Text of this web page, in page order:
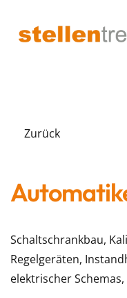
Zurück
Schaltschrankbau,
Regelgeräten,
elektrischer